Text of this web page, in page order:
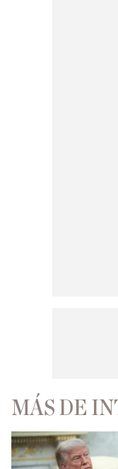
MÁS DE